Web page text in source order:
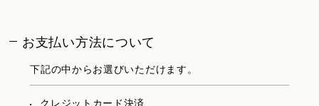
お支払い方法について
下記の中からお選びいただけます。
クレジットカード決済